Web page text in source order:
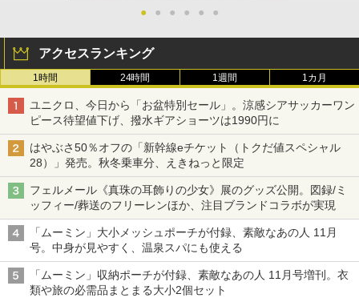
● ● ● ● ● ●
アクセスランキング
1時間 24時間 1週間 1カ月
ユニクロ、今日から「お盆特別セール」。涼感シアサッカーワン
ピース待望値下げ、撥水ギアショーツは1990円に
はやぶさ50％オフの「新幹線eチケット（トクだ値スペシャル
28）」発売。秋冬乗車分、えきねっと限定
フェルメール《真珠の耳飾りの少女》展のグッズ公開。図録/ミ
ッフィー/葬送のフリーレンほか、注目ブランドコラボが実現
「ムーミン」大小メッシュポーチが付録、素敵なあの人 11月
号。中身が見やすく、温泉スパにも使える
「ムーミン」収納ポーチが付録、素敵なあの人 11月号増刊。衣
類や旅の必需品まとまる大小2個セット